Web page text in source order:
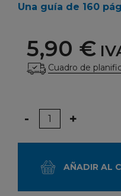
Una guía de 160
5,90 €
Cuadro de
Cantidad
- +
AÑADIR AL